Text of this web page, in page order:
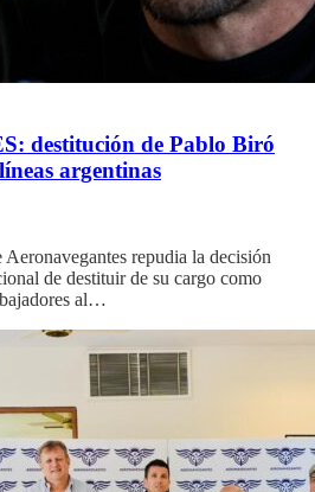
destitución de Pablo Biró
argentinas
repudia la decisión
de destituir de su cargo como
al…